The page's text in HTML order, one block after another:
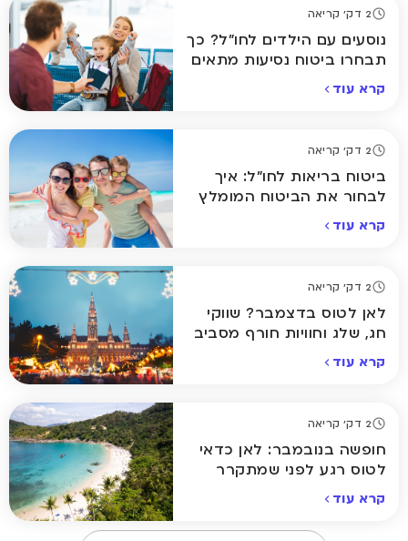
2 דק' קריאה
נוסעים עם הילדים לחו"ל? כך
תבחרו ביטוח נסיעות מתאים
קרא עוד
2 דק' קריאה
ביטוח בריאות לחו"ל: איך
לבחור את הביטוח המומלץ
קרא עוד
2 דק' קריאה
לאן לטוס בדצמבר? שווקי
חג, שלג וחוויות חורף מסביב
קרא עוד
2 דק' קריאה
חופשה בנובמבר: לאן כדאי
לטוס רגע לפני שמתקרר
קרא עוד